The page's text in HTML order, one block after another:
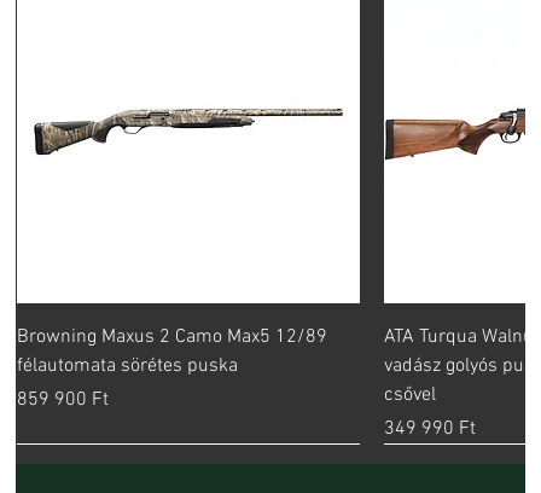
Browning Maxus 2 Camo Max5 12/89
félautomata sörétes puska
Ár
859 900 Ft
ATA Turqua
vadász golyós
csővel
Ár
349 990 Ft